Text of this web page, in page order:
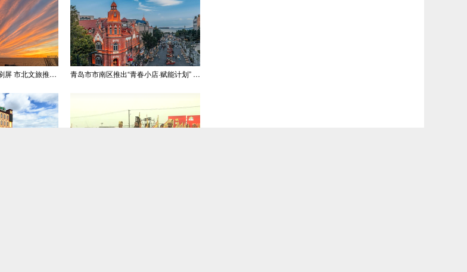
“世纪晚霞”带青岛出圈刷屏 市北文旅推出精品线路 青岛市市南区推出“青春小店·赋能计划” 聚满青岛温情